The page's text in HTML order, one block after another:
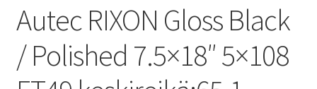
Autec RIXON Gloss Black
/ Polished 7.5×18″ 5×108